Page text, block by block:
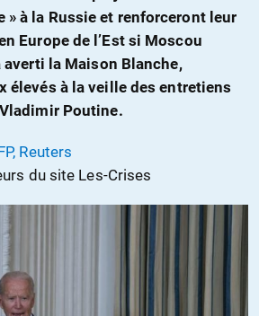
» à la Russie et renforceront leur
Europe de l’Est si Moscou
averti la Maison Blanche,
élevés à la veille des entretiens
Poutine.
Reuters
du site Les-Crises